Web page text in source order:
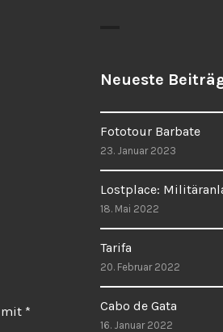
mit *
Neueste
Fototour Barbate
23. Januar 2023
Lostplace:
18. Mai 2022
Tarifa
20. Februar 2022
Cabo de Gata
16. Januar 2022